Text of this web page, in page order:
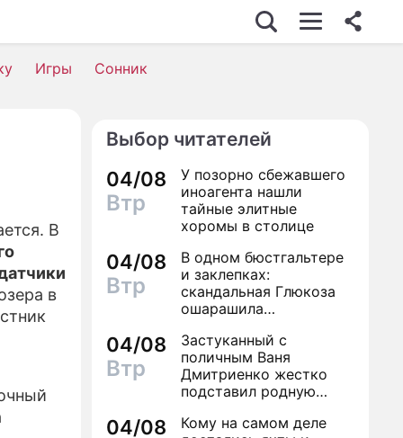
Игры Сонник
В
в
Выбор читателей
04/08
Втр
У позорно сбежавшего
иноагента нашли
тайные элитные
хоромы в столице
04/08
Втр
В одном бюстгальтере
и заклепках:
скандальная Глюкоза
ошарашила
столичного магазина
полуголым видом
04/08
Втр
Застуканный с
поличным Ваня
Дмитриенко жестко
подставил родную
04/08
Кому на самом деле